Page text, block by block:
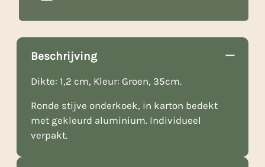
Beschrijving
Dikte: 1,2 cm, Kleur: Groen, 35cm.
Ronde stijve onderkoek, in karton bedekt
met gekleurd aluminium. Individueel
verpakt.